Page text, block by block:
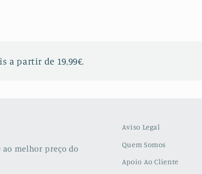
a partir de 19,99€.
melhor preço do
Aviso Legal
Quem Somos
Apoio Ao Cliente